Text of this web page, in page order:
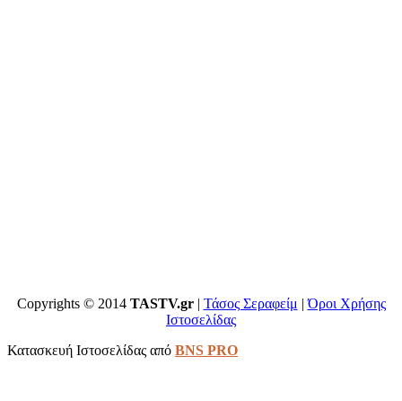
Copyrights © 2014 TASTV.gr| Τάσος Σεραφείμ |Όροι Χρήσης
Ιστοσελίδας
Κατασκευή Ιστοσελίδας από BNS PRO